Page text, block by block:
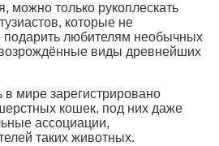
можно только рукоплескать
которые не
подарить любителям необычных
виды древнейших
мире зарегистрировано
кошек, под них даже
ассоциации,
таких животных.